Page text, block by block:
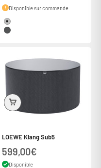
Disponible sur commande
Couleur
Silver
Gris basalte
LOEWE Klang Sub5
Prix de vente
599,00€
Disponible